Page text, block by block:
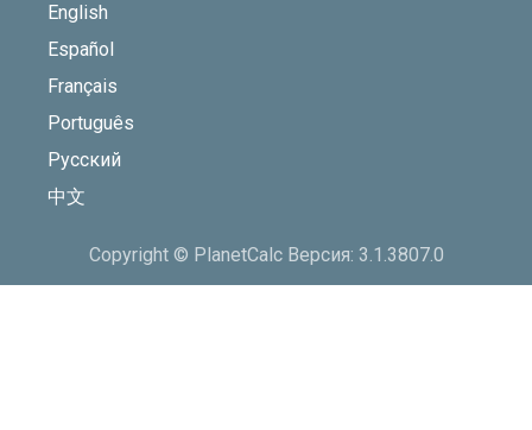
English
Español
Français
Português
Русский
中文
Copyright © PlanetCalc Версия: 3.1.3807.0